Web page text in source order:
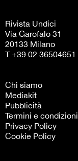
Rivista Undici
Via Garofalo 31
20133 Milano
T +39 02 36504651
Chi siamo
Mediakit
Pubblicità
Termini e condizioni
Privacy Policy
Cookie Policy